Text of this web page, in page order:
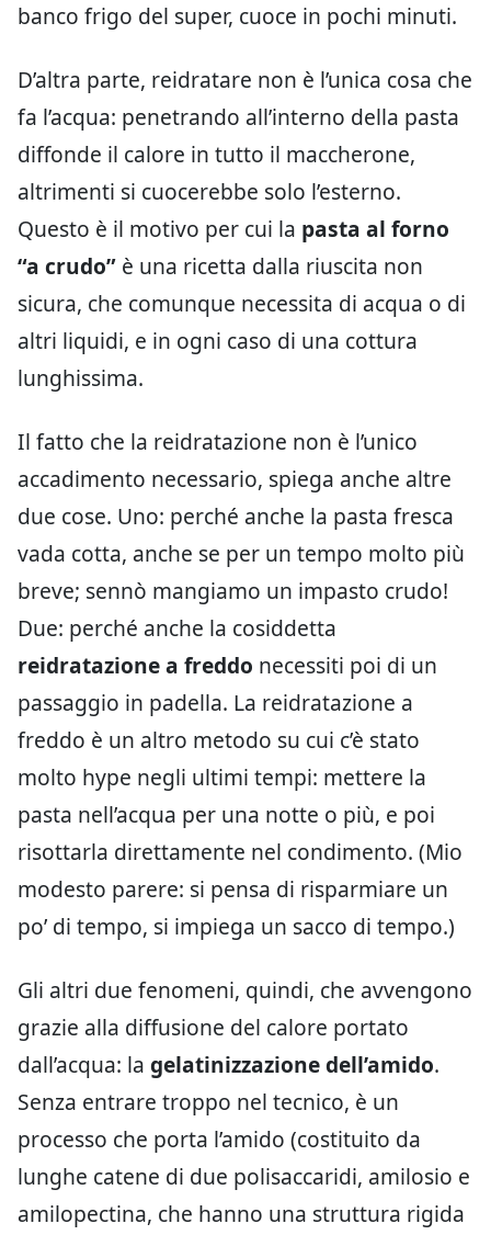
banco frigo del super, cuoce in pochi minuti.
D’altra parte, reidratare non è l’unica cosa che
fa l’acqua: penetrando all’interno della pasta
diffonde il calore in tutto il maccherone,
altrimenti si cuocerebbe solo l’esterno.
Questo è il motivo per cui la pasta al forno
“a crudo” è una ricetta dalla riuscita non
sicura, che comunque necessita di acqua o di
altri liquidi, e in ogni caso di una cottura
lunghissima.
Il fatto che la reidratazione non è l’unico
accadimento necessario, spiega anche altre
due cose. Uno: perché anche la pasta fresca
vada cotta, anche se per un tempo molto più
breve; sennò mangiamo un impasto crudo!
Due: perché anche la cosiddetta
reidratazione a freddo necessiti poi di un
passaggio in padella. La reidratazione a
freddo è un altro metodo su cui c’è stato
molto hype negli ultimi tempi: mettere la
pasta nell’acqua per una notte o più, e poi
risottarla direttamente nel condimento. (Mio
modesto parere: si pensa di risparmiare un
po’ di tempo, si impiega un sacco di tempo.)
Gli altri due fenomeni, quindi, che avvengono
grazie alla diffusione del calore portato
dall’acqua: la gelatinizzazione dell’amido.
Senza entrare troppo nel tecnico, è un
processo che porta l’amido (costituito da
lunghe catene di due polisaccaridi, amilosio e
amilopectina, che hanno una struttura rigida